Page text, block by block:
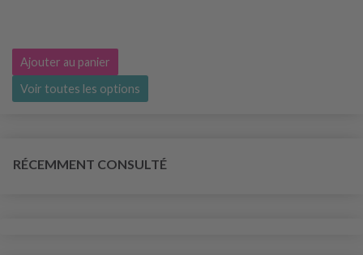
Ajouter au panier
Voir toutes les options
RÉCEMMENT CONSULTÉ